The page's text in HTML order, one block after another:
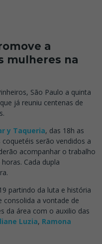
a
mulheres na
São Paulo a quinta
já reuniu centenas de
y Taqueria, das 18h as
serão vendidos a
acompanhar o trabalho
Cada dupla
partindo da luta e história
consolida a vontade de
da área com o auxilio das
Luzia, Ramona